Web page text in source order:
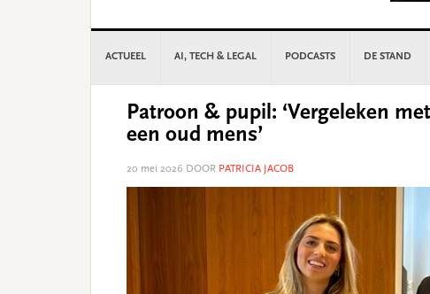
ACTUEEL AI, TECH & LEGAL PODCASTS DE STAND
Patroon & pupil: ‘Vergeleken
een oud mens’
20 mei 2026 DOOR PATRICIA JACOB